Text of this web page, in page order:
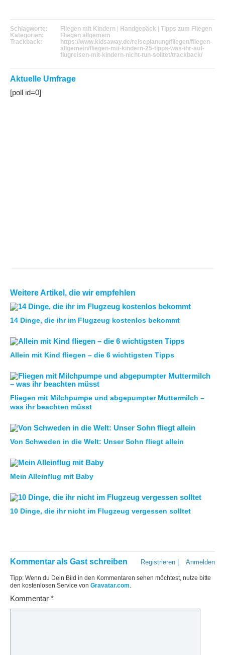
Schlagworte: Fliegen mit Kindern | Handgepäck | Tipps zum Fliegen
Kategorien:
Fliegen allgemein
Trackback:
https://www.kidsaway.de/reiseplanung/fliegen/fliegen-
allgemein/fliegen-mit-kindern-25-tipps-was-ihr-auf-
flugreisen-mit-kindern-nicht-tun-solltet/trackback/
Aktuelle Umfrage
[poll id=0]
Weitere Artikel, die wir empfehlen
14 Dinge, die ihr im Flugzeug kostenlos bekommt
Allein mit Kind fliegen – die 6 wichtigsten Tipps
Fliegen mit Milchpumpe und abgepumpter Muttermilch –
was ihr beachten müsst
Von Schweden in die Welt: Unser Sohn fliegt allein
Mein Alleinflug mit Baby
10 Dinge, die ihr nicht im Flugzeug vergessen solltet
Anmelden
Registrieren
Kommentar als Gast schreiben
Tipp: Wenn du Dein Bild in den Kommentaren sehen möchtest, nutze bitte
den kostenlosen Service von Gravatar.com
Kommentar *